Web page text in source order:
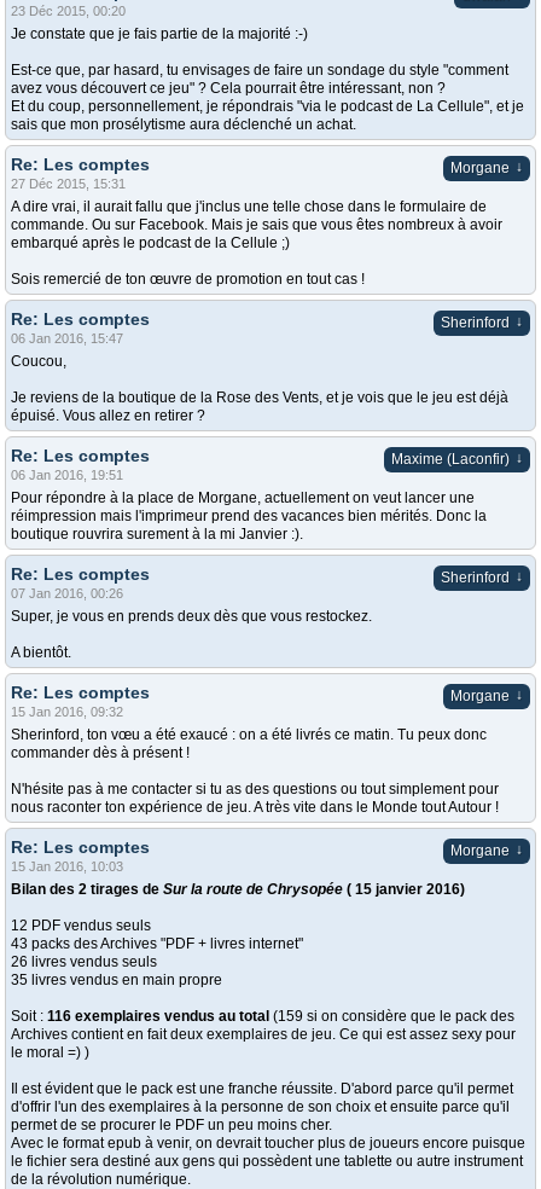
23 Déc 2015, 00:20
Je constate que je fais partie de la majorité :-)
Est-ce que, par hasard, tu envisages de faire un sondage du style "comment
avez vous découvert ce jeu" ? Cela pourrait être intéressant, non ?
Et du coup, personnellement, je répondrais "via le podcast de La Cellule", et je
sais que mon prosélytisme aura déclenché un achat.
Morgane ↓
Re: Les comptes
27 Déc 2015, 15:31
A dire vrai, il aurait fallu que j'inclus une telle chose dans le formulaire de
commande. Ou sur Facebook. Mais je sais que vous êtes nombreux à avoir
embarqué après le podcast de la Cellule ;)
Sois remercié de ton œuvre de promotion en tout cas !
Sherinford ↓
Re: Les comptes
06 Jan 2016, 15:47
Coucou,
Je reviens de la boutique de la Rose des Vents, et je vois que le jeu est déjà
épuisé. Vous allez en retirer ?
Maxime (Laconfir) ↓
Re: Les comptes
06 Jan 2016, 19:51
Pour répondre à la place de Morgane, actuellement on veut lancer une
réimpression mais l'imprimeur prend des vacances bien mérités. Donc la
boutique rouvrira surement à la mi Janvier :).
Sherinford ↓
Re: Les comptes
07 Jan 2016, 00:26
Super, je vous en prends deux dès que vous restockez.
A bientôt.
Morgane ↓
Re: Les comptes
15 Jan 2016, 09:32
Sherinford, ton vœu a été exaucé : on a été livrés ce matin. Tu peux donc
commander dès à présent !
N'hésite pas à me contacter si tu as des questions ou tout simplement pour
nous raconter ton expérience de jeu. A très vite dans le Monde tout Autour !
Morgane ↓
Re: Les comptes
15 Jan 2016, 10:03
Bilan des 2 tirages de Sur la route de Chrysopée ( 15 janvier 2016)
12 PDF vendus seuls
43 packs des Archives "PDF + livres internet"
26 livres vendus seuls
35 livres vendus en main propre
Soit : 116 exemplaires vendus au total (159 si on considère que le pack des
Archives contient en fait deux exemplaires de jeu. Ce qui est assez sexy pour
le moral =) )
Il est évident que le pack est une franche réussite. D'abord parce qu'il permet
d'offrir l'un des exemplaires à la personne de son choix et ensuite parce qu'il
permet de se procurer le PDF un peu moins cher.
Avec le format epub à venir, on devrait toucher plus de joueurs encore puisque
le fichier sera destiné aux gens qui possèdent une tablette ou autre instrument
de la révolution numérique.